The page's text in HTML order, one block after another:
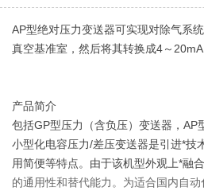
AP型绝对压力变送器可实现对除气系
真空基准室，然后将其转换成4～20mA
产品简介
包括GP型压力（含负压）变送器，
小型化电容压力/差压变送器是引进*技
用简便等特点。由于该机型外观上*融
的通用性和替代能力。为适合国内自